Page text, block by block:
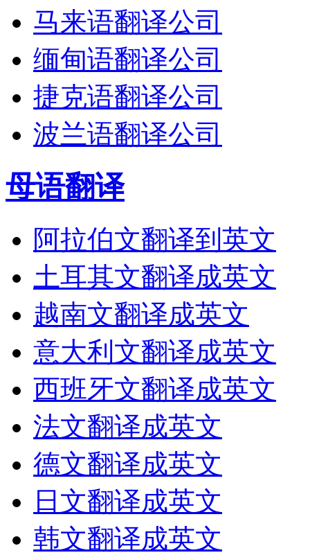
马来语翻译公司
缅甸语翻译公司
捷克语翻译公司
波兰语翻译公司
母语翻译
阿拉伯文翻译到英文
土耳其文翻译成英文
越南文翻译成英文
意大利文翻译成英文
西班牙文翻译成英文
法文翻译成英文
德文翻译成英文
日文翻译成英文
韩文翻译成英文